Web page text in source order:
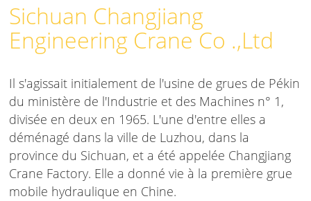
Sichuan Changjiang
Engineering Crane Co .,Ltd
Il s'agissait initialement de l'usine de grues de Pékin
du ministère de l'Industrie et des Machines n° 1,
divisée en deux en 1965. L'une d'entre elles a
déménagé dans la ville de Luzhou, dans la
province du Sichuan, et a été appelée Changjiang
Crane Factory. Elle a donné vie à la première grue
mobile hydraulique en Chine.